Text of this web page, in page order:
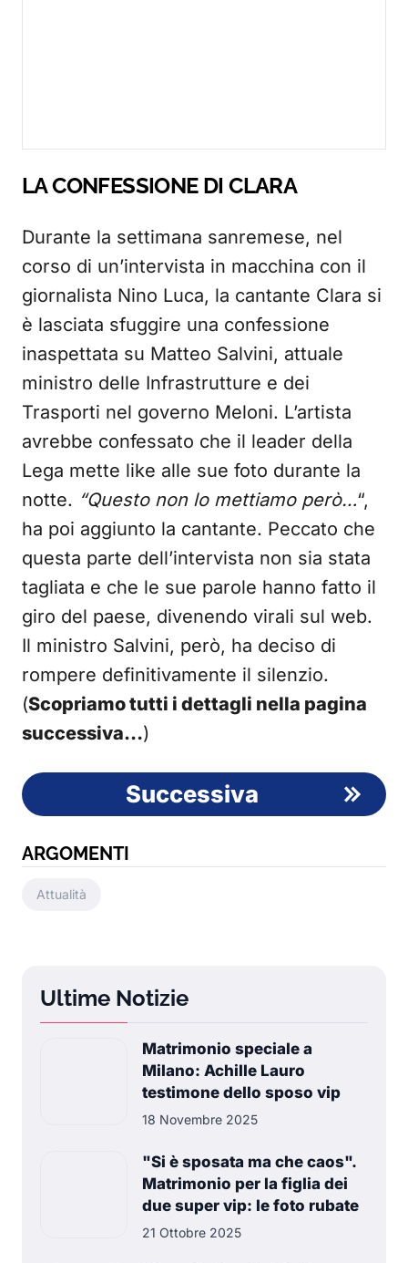
LA CONFESSIONE DI CLARA
Durante la settimana sanremese, nel
corso di un’intervista in macchina con il
giornalista Nino Luca, la cantante Clara si
è lasciata sfuggire una confessione
inaspettata su Matteo Salvini, attuale
ministro delle Infrastrutture e dei
Trasporti nel governo Meloni. L’artista
avrebbe confessato che il leader della
Lega mette like alle sue foto durante la
notte. “Questo non lo mettiamo però…“,
ha poi aggiunto la cantante. Peccato che
questa parte dell’intervista non sia stata
tagliata e che le sue parole hanno fatto il
giro del paese, divenendo virali sul web.
Il ministro Salvini, però, ha deciso di
rompere definitivamente il silenzio.
(Scopriamo tutti i dettagli nella pagina
successiva…)
Successiva
ARGOMENTI
Attualità
Ultime Notizie
Matrimonio speciale a
Milano: Achille Lauro
testimone dello sposo vip
18 Novembre 2025
"Si è sposata ma che caos".
Matrimonio per la figlia dei
due super vip: le foto rubate
21 Ottobre 2025